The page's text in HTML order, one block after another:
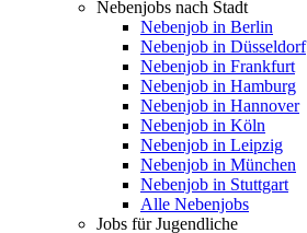
Nebenjobs nach Stadt
Nebenjob in Berlin
Nebenjob in Düsseldorf
Nebenjob in Frankfurt
Nebenjob in Hamburg
Nebenjob in Hannover
Nebenjob in Köln
Nebenjob in Leipzig
Nebenjob in München
Nebenjob in Stuttgart
Alle Nebenjobs
Jobs für Jugendliche